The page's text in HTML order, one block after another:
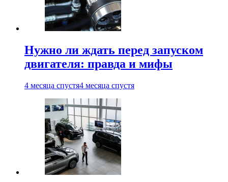
Нужно ли ждать перед запуском
двигателя: правда и мифы
4 месяца спустя4 месяца спустя